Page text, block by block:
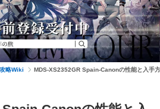
略Wiki MDS-XS2352GR Spain-Canonの性能と入手